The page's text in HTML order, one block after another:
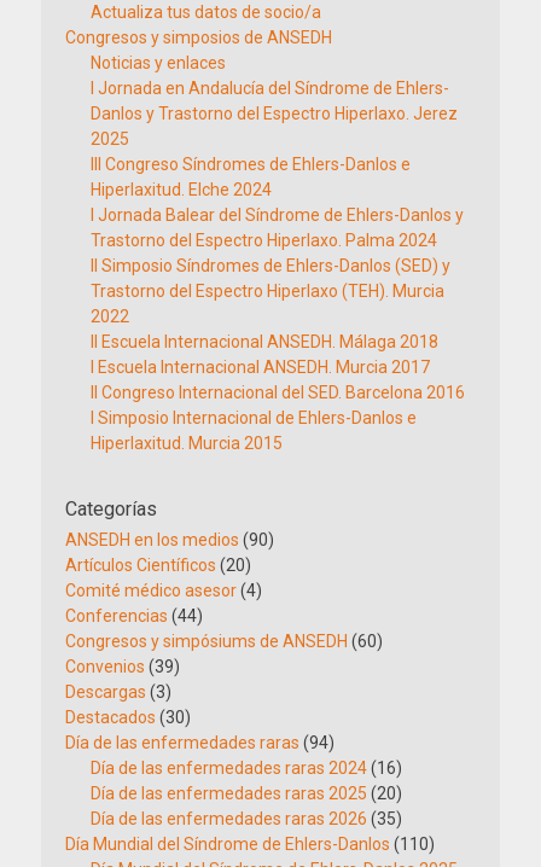
Actualiza tus datos de socio/a
Congresos y simposios de ANSEDH
Noticias y enlaces
I Jornada en Andalucía del Síndrome de Ehlers-
Danlos y Trastorno del Espectro Hiperlaxo. Jerez
2025
III Congreso Síndromes de Ehlers-Danlos e
Hiperlaxitud. Elche 2024
I Jornada Balear del Síndrome de Ehlers-Danlos y
Trastorno del Espectro Hiperlaxo. Palma 2024
II Simposio Síndromes de Ehlers-Danlos (SED) y
Trastorno del Espectro Hiperlaxo (TEH). Murcia
2022
II Escuela Internacional ANSEDH. Málaga 2018
I Escuela Internacional ANSEDH. Murcia 2017
II Congreso Internacional del SED. Barcelona 2016
I Simposio Internacional de Ehlers-Danlos e
Hiperlaxitud. Murcia 2015
Categorías
ANSEDH en los medios (90)
Artículos Científicos (20)
Comité médico asesor(4)
Conferencias (44)
Congresos y simpósiums de ANSEDH (60)
Convenios (39)
Descargas (3)
Destacados (30)
Día de las enfermedades raras (94)
Día de las enfermedades raras 2024(16)
Día de las enfermedades raras 2025 (20)
Día de las enfermedades raras 2026 (35)
Día Mundial del Síndrome de Ehlers-Danlos (110)